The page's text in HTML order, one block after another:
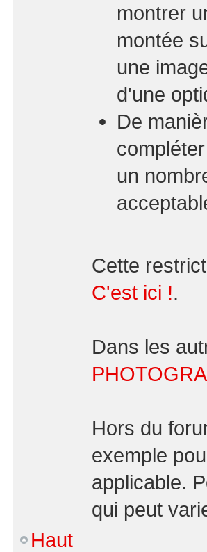
montrer
montée
une
d'une
De
un
Cette
C'est ici !.
Dans les
Hors du
exemple
applicable.
qui peut
Haut